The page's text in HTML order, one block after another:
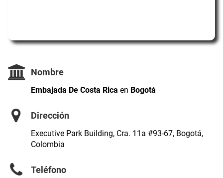
Nombre
Embajada De Costa Rica en Bogotá
Dirección
Executive Park Building, Cra. 11a #93-67, Bogotá,
Colombia
Teléfono